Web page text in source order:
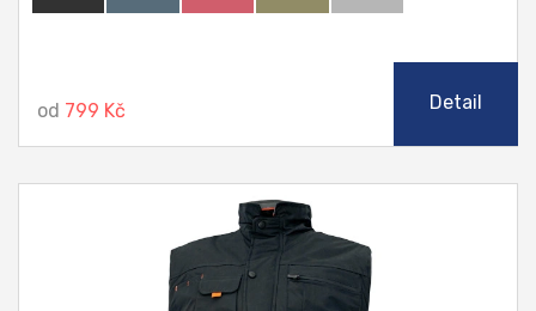
od 799 Kč Detail